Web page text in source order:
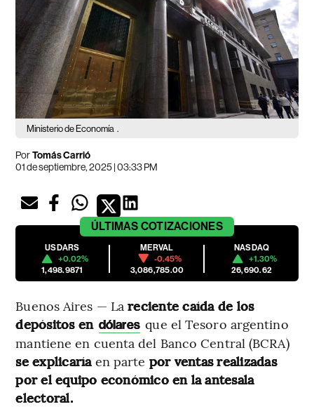
Ministerio de Economía .
PorTomás Carrió
01 de septiembre, 2025 | 03:33 PM
ÚLTIMAS COTIZACIONES
USDARS
+0.02%
1,498.9871
MERVAL
-0.45%
3,086,785.00
NASDAQ
+1.30%
26,690.62
Buenos Aires — Lareciente caída de los
depósitos en dólares que el Tesoro argentino
mantiene en cuenta del Banco Central (BCRA)
se explicaría en parte por ventas realizadas
por el equipo económico en la antesala
electoral.